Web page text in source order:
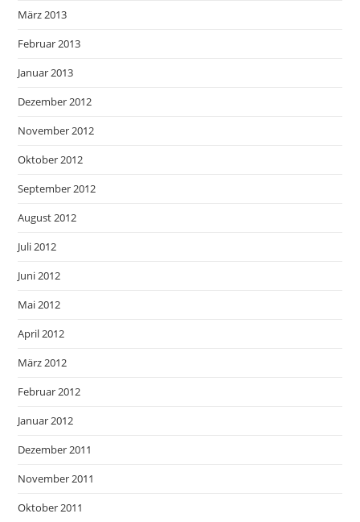
März 2013
Februar 2013
Januar 2013
Dezember 2012
November 2012
Oktober 2012
September 2012
August 2012
Juli 2012
Juni 2012
Mai 2012
April 2012
März 2012
Februar 2012
Januar 2012
Dezember 2011
November 2011
Oktober 2011